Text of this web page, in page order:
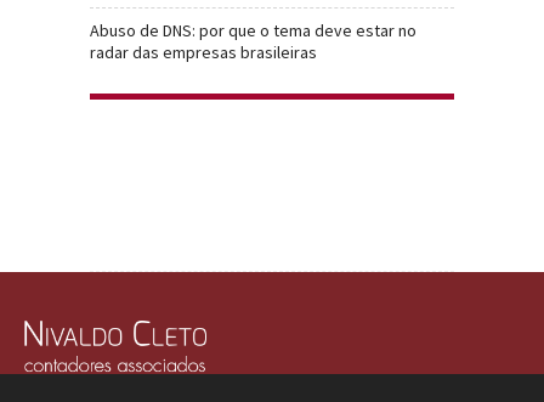
Abuso de DNS: por que o tema deve estar no
radar das empresas brasileiras